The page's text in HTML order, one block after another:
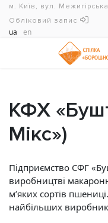
м. Київ, вул.
Обліковий запис
ua en
КФХ
Мікс»)
Підприємство СФГ
виробництві
м’яких сортів
найбільших